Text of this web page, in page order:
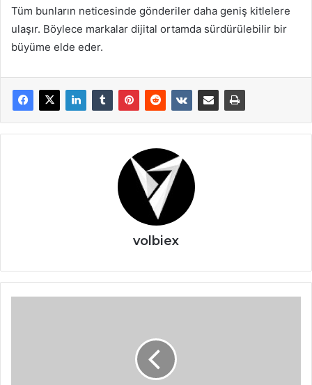
Tüm bunların neticesinde gönderiler daha geniş kitlelere
ulaşır. Böylece markalar dijital ortamda sürdürülebilir bir
büyüme elde eder.
volbiex